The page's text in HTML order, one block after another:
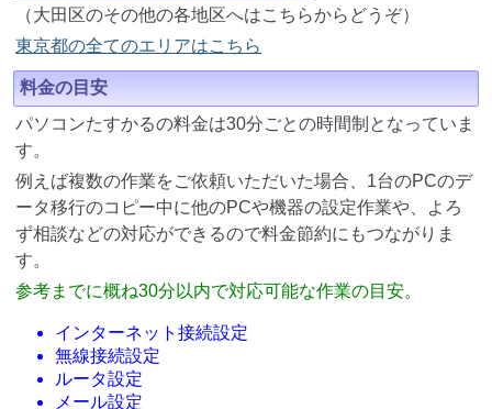
（大田区のその他の各地区へはこちらからどうぞ）
東京都の全てのエリアはこちら
料金の目安
パソコンたすかるの料金は30分ごとの時間制となっていま
す。
例えば複数の作業をご依頼いただいた場合、1台のPCのデ
ータ移行のコピー中に他のPCや機器の設定作業や、よろ
ず相談などの対応ができるので料金節約にもつながりま
す。
参考までに概ね30分以内で対応可能な作業の目安。
インターネット接続設定
無線接続設定
ルータ設定
メール設定